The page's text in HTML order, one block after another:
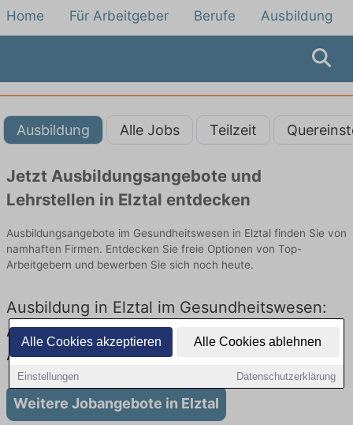
Alle Cookies akzeptieren Alle Cookies ablehnen
Einstellungen Datenschutzerklärung
Home Für Arbeitgeber Berufe Ausbildung
Ausbildung Alle Jobs Teilzeit
Jetzt Ausbildungsangebote und
Lehrstellen in Elztal entdecken
Ausbildungsangebote im Gesundheitswesen in Elztal finden Sie von
namhaften Firmen. Entdecken Sie freie Optionen von Top-
Arbeitgebern und bewerben Sie sich noch heute.
Ausbildung in Elztal im Gesundheitswesen:
Aktuell gibt es keine Stellenangebote für
Ausbildung in Elztal
Weitere Jobangebote in Elztal